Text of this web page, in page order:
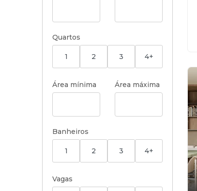
Quartos
1 2 3 4+
Área mínima Área máxima
Banheiros
1 2 3 4+
Vagas